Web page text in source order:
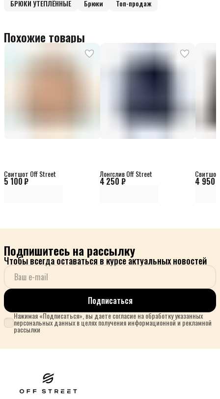
БРЮКИ УТЕПЛЁННЫЕ Брюки Топ-продаж
Похожие товары
5 100 ₽
Свитшот Off Street
4 250 ₽
Лонгслив Off Street
4 950
Подпишитесь на рассылку
Чтобы всегда оставаться в курсе актуальных новостей
Подписаться
Нажимая «Подписаться», вы даете согласие на обработку указанных
персональных данных в целях получения информационной и рекламной
рассылки